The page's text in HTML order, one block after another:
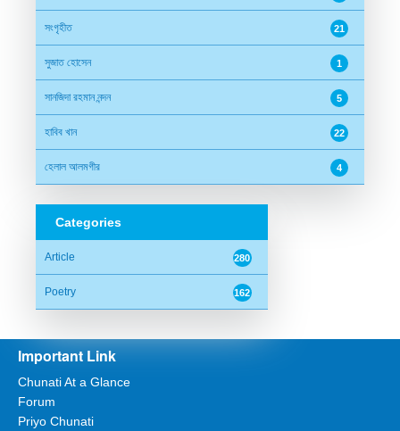
সংগৃহীত 21
সুজাত হোসেন 1
সানজিদা রহমান নন্দন 5
হাবিব খান 22
হেলাল আলমগীর 4
Categories
Article 280
Poetry 162
Important Link
Chunati At a Glance
Forum
Priyo Chunati